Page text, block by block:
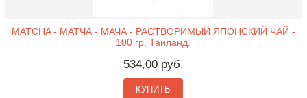
MATCHA - МАТЧА - МАЧА - РАСТВОРИМЫЙ ЯПОНСКИЙ ЧАЙ -
100 гр. Таиланд.
534,00 руб.
КУПИТЬ